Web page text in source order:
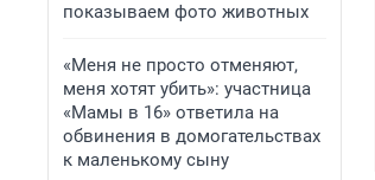
показываем фото животных
«Меня не просто отменяют,
меня хотят убить»: участница
«Мамы в 16» ответила на
обвинения в домогательствах
к маленькому сыну